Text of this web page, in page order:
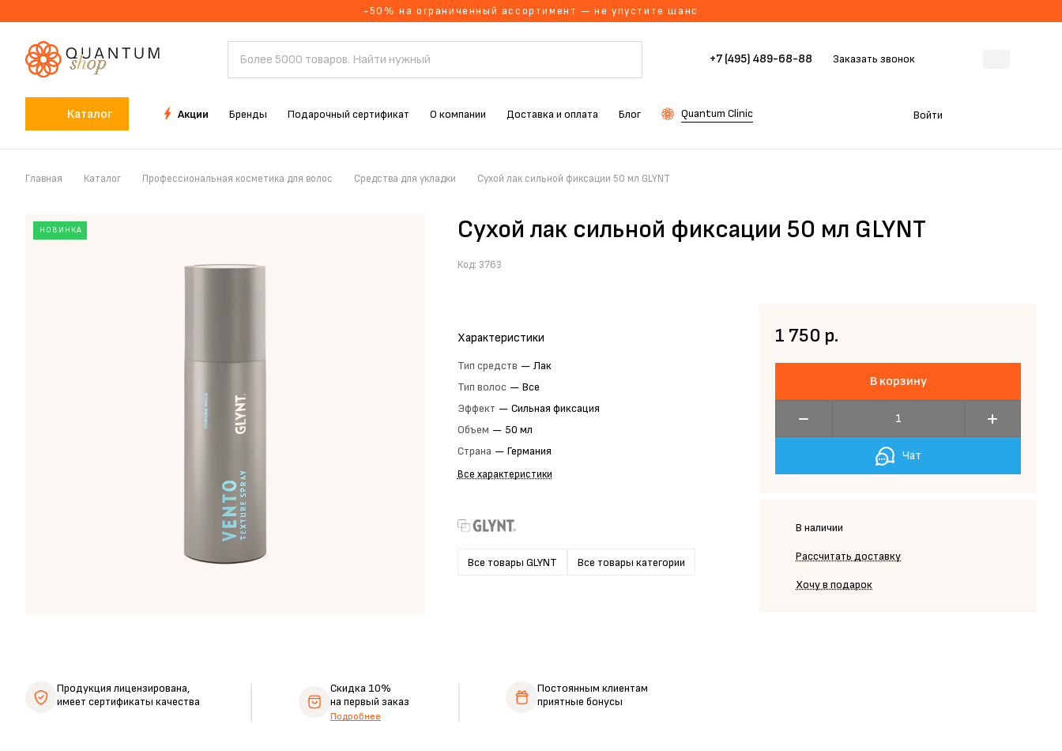
-50% на ограниченный ассортимент — не упустите шанс
+7 (495) 489-68-88 Заказать звонок
Каталог Акции Бренды Подарочный сертификат О компании Доставка и оплата Блог Quantum Clinic Войти
Главная Каталог Профессиональная косметика для волос Средства для укладки Сухой лак сильной фиксации 50 мл GLYNT
НОВИНКА Сухой лак сильной фиксации 50 мл GLYNT
Код: 3763
Характеристики
Тип средств — Лак
Тип волос — Все
Эффект — Сильная фиксация
Объем — 50 мл
Страна — Германия
Все характеристики
Все товары GLYNT Все товары категории
1 750 р.
В корзину
Чат
В наличии
Рассчитать доставку
Хочу в подарок
Продукция лицензирована,
имеет сертификаты качества
Скидка 10%
на первый заказ
Подробнее
Постоянным клиентам
приятные бонусы